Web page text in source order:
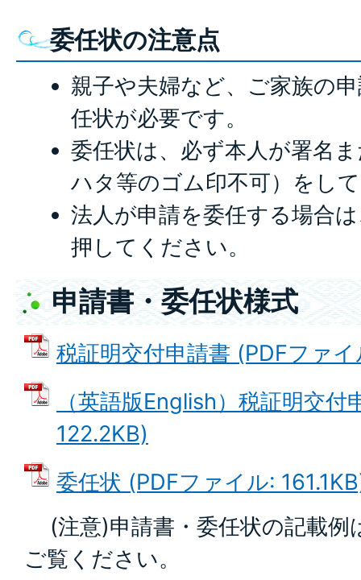
委任状の注意点
親子や夫婦など、ご家族の
任状が必要です。
委任状は、必ず本人が署名
ハタ等のゴム印不可）をし
法人が申請を委任する場合
押してください。
申請書・委任状様式
税証明交付申請書 (PDFファ
（英語版English）税証明交
122.2KB)
委任状 (PDFファイル:
(注意)申請書・委任状の記載例
ご覧ください。